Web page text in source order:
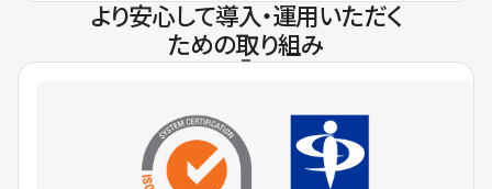
より安心して導入・運用いただく
ための取り組み